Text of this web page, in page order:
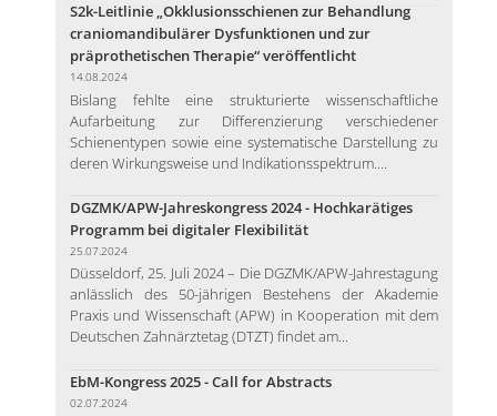
S2k-Leitlinie „Okklusionsschienen zur Behandlung
craniomandibulärer Dysfunktionen und zur
präprothetischen Therapie“ veröffentlicht
14.08.2024
Bislang fehlte eine strukturierte wissenschaftliche
Aufarbeitung zur Differenzierung verschiedener
Schienentypen sowie eine systematische Darstellung zu
deren Wirkungsweise und Indikationsspektrum....
DGZMK/APW-Jahreskongress 2024 - Hochkarätiges
Programm bei digitaler Flexibilität
25.07.2024
Düsseldorf, 25. Juli 2024 – Die DGZMK/APW-Jahrestagung
anlässlich des 50-jährigen Bestehens der Akademie
Praxis und Wissenschaft (APW) in Kooperation mit dem
Deutschen Zahnärztetag (DTZT) findet am...
EbM-Kongress 2025 - Call for Abstracts
02.07.2024